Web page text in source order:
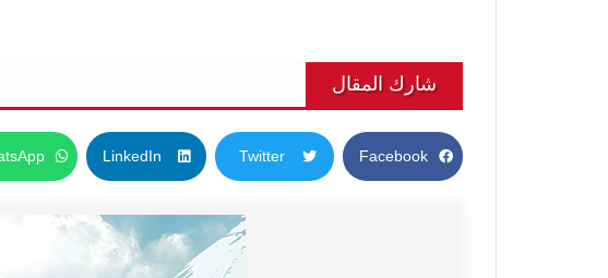
شارك المقال
Facebook
Twitter
LinkedIn